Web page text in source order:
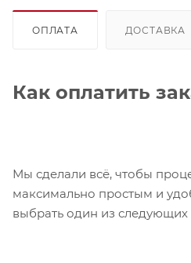
ОПЛАТА ДОСТАВКА
Как оплатить
Мы сделали всё, чтобы
максимально простым и
выбрать один из следующих